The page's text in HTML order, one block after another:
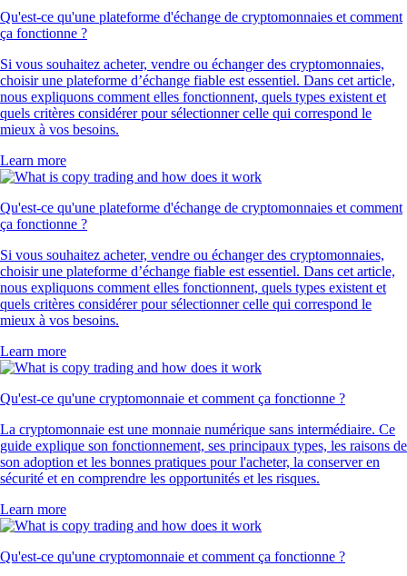
Qu'est-ce qu'une plateforme d'échange de cryptomonnaies et comment
ça fonctionne ?
Si vous souhaitez acheter, vendre ou échanger des cryptomonnaies,
choisir une plateforme d’échange fiable est essentiel. Dans cet article,
nous expliquons comment elles fonctionnent, quels types existent et
quels critères considérer pour sélectionner celle qui correspond le
mieux à vos besoins.
Learn more
Qu'est-ce qu'une plateforme d'échange de cryptomonnaies et comment
ça fonctionne ?
Si vous souhaitez acheter, vendre ou échanger des cryptomonnaies,
choisir une plateforme d’échange fiable est essentiel. Dans cet article,
nous expliquons comment elles fonctionnent, quels types existent et
quels critères considérer pour sélectionner celle qui correspond le
mieux à vos besoins.
Learn more
Qu'est-ce qu'une cryptomonnaie et comment ça fonctionne ?
La cryptomonnaie est une monnaie numérique sans intermédiaire. Ce
guide explique son fonctionnement, ses principaux types, les raisons de
son adoption et les bonnes pratiques pour l'acheter, la conserver en
sécurité et en comprendre les opportunités et les risques.
Learn more
Qu'est-ce qu'une cryptomonnaie et comment ça fonctionne ?